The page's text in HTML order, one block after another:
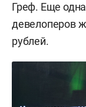
Греф. Еще
девелоперов
рублей.